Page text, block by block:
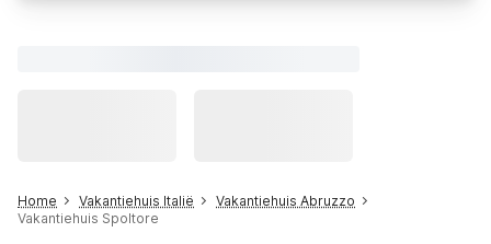
Home Vakantiehuis Italië
Vakantiehuis Abruzzo
Vakantiehuis Spoltore